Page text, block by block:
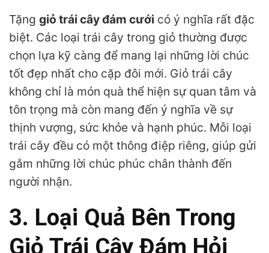
Tặng giỏ trái cây đám cưới có ý nghĩa rất đặc
biệt. Các loại trái cây trong giỏ thường được
chọn lựa kỹ càng để mang lại những lời chúc
tốt đẹp nhất cho cặp đôi mới. Giỏ trái cây
không chỉ là món quà thể hiện sự quan tâm và
tôn trọng mà còn mang đến ý nghĩa về sự
thịnh vượng, sức khỏe và hạnh phúc. Mỗi loại
trái cây đều có một thông điệp riêng, giúp gửi
gắm những lời chúc phúc chân thành đến
người nhận.
3. Loại Quả Bên Trong
Giỏ Trái Cây Đám Hỏi